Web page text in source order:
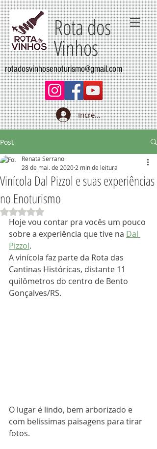
Rota dos
Vinhos
rotadosvinhosenoturismo@gmail.com
Increva-se
Post
Vinícola Dal Pizzol e suas experiências
no Enoturismo
Renata Serrano
28 de mai. de 2020 2 min de leitura
Avaliado com NaN de 5 estrelas.
Hoje vou contar pra vocês um pouco
sobre a experiência que tive na Dal
Pizzol.
A vinícola faz parte da Rota das
Cantinas Históricas, distante 11
quilômetros do centro de Bento
Gonçalves/RS.
O lugar é lindo, bem arborizado e
com belíssimas paisagens para tirar
fotos.